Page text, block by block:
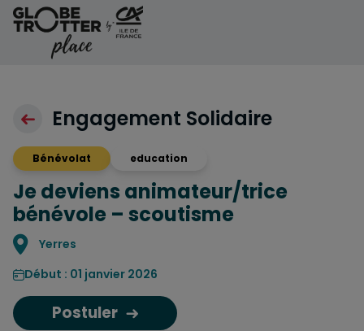
Aller au contenu
Engagement Solidaire
Bénévolat education
Je deviens animateur/trice
bénévole – scoutisme
Localisation
Yerres
Début : 01 janvier 2026
Postuler